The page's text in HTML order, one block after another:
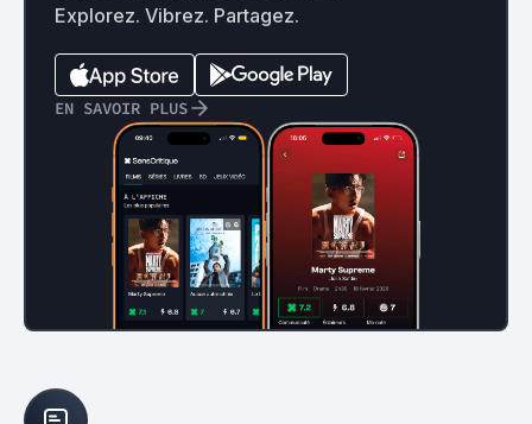
Explorez. Vibrez. Partagez.
EN SAVOIR PLUS